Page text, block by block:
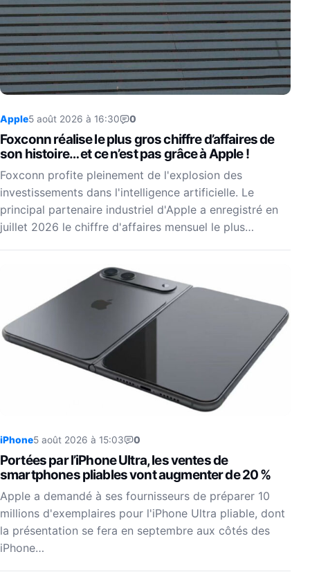
Apple5 août 2026 à 16:30 0
Foxconn réalise le plus gros chiffre d’affaires de
son histoire… et ce n’est pas grâce à Apple !
Foxconn profite pleinement de l'explosion des
investissements dans l'intelligence artificielle. Le
principal partenaire industriel d'Apple a enregistré en
juillet 2026 le chiffre d'affaires mensuel le plus…
iPhone5 août 2026 à 15:03 0
Portées par l’iPhone Ultra, les ventes de
smartphones pliables vont augmenter de 20 %
Apple a demandé à ses fournisseurs de préparer 10
millions d'exemplaires pour l'iPhone Ultra pliable, dont
la présentation se fera en septembre aux côtés des
iPhone…